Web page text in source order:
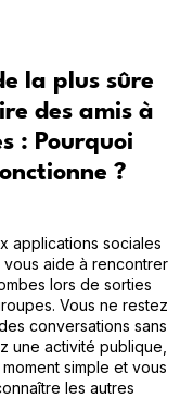
la plus sûre
des amis à
: Pourquoi
?
applications sociales
aide à rencontrer
lors de sorties
Vous ne restez
conversations sans
une activité publique,
simple et vous
les autres